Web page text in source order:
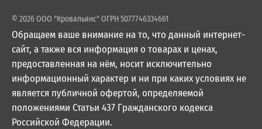
© 2026 ООО "Кровальянс" ОГРН 5077746334661
Обращаем ваше внимание на то, что данный интернет-
сайт, а также вся информация о товарах и ценах,
предоставленная на нём, носит исключительно
информационный характер и ни при каких условиях не
является публичной офертой, определяемой
положениями Статьи 437 Гражданского кодекса
Российской Федерации.